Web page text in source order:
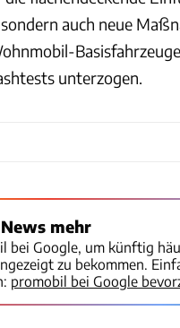
auch neue
unterzogen.
mehr
bei Google, um künftig
zu bekommen.
promobil bei Google